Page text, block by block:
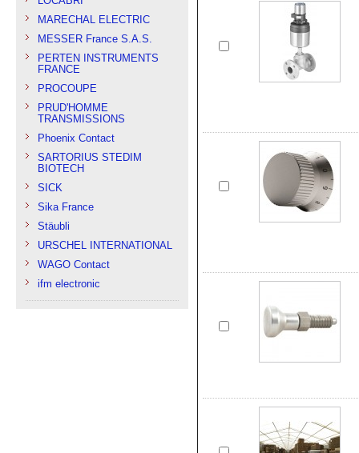
MARECHAL ELECTRIC
MESSER France S.A.S.
PERTEN INSTRUMENTS
FRANCE
PROCOUPE
PRUD'HOMME
TRANSMISSIONS
Phoenix Contact
SARTORIUS STEDIM
BIOTECH
SICK
Sika France
Stäubli
URSCHEL INTERNATIONAL
WAGO Contact
ifm electronic